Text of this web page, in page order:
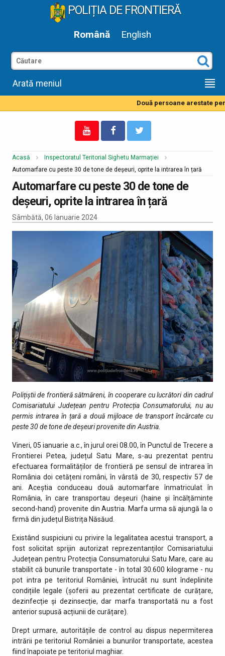
POLIȚIA DE FRONTIERĂ
Română English
Arată meniul
Două persoane arestate
Acasă
Inspectoratul Teritorial Sighetu Marmației
Automarfare cu peste 30 de tone de deșeuri, oprite la intrarea în țară
Automarfare cu peste 30 de tone de
deșeuri, oprite la intrarea în țară
Sâmbătă, 06 Ianuarie 2024
Polițiștii de frontieră sătmăreni, în cooperare cu lucrători din cadrul
Comisariatului Județean pentru Protecția Consumatorului, nu au
permis intrarea în țară a douămijloacede transport încărcatecu
peste 30 detone de deșeuri provenite din Austria
Vineri, 05 ianuarie a.c., în jurul orei 08.00, în Punctul de Trecere a
Frontierei Petea, județul Satu Mare, s-au prezentat pentru
efectuarea formalităților de frontieră pe sensul de intrarea în
România doi cetățeni români, în vârstă de 30, respectiv 57 de
ani. Aceștia conduceau două automarfare înmatriculat în
România, în care transportau deșeuri (haine și încălțăminte
second-hand) provenite din Austria. Marfa urma să ajungă la o
firmă din județul Bistrița Năsăud.
Existând suspiciuni cu privire la legalitatea acestui transport, a
fost solicitat sprijin autorizat reprezentanților Comisariatului
Județean pentru Protecția Consumatorului Satu Mare, care au
stabilit că bunurile transportate - în total 30.600 kilograme - nu
pot intra pe teritoriul României, întrucât nu sunt îndeplinite
condițiile legale (șoferii au prezentat certificate de curățare,
dezinfecție și dezinsecție, dar marfa transportată nu a fost
anterior supusă acțiunii de curățare).
Drept urmare, autoritățile de control au dispus nepermiterea
intrării pe teritoriul României a bunurilor transportate, acestea
fiind înapoiate pe teritoriul maghiar.